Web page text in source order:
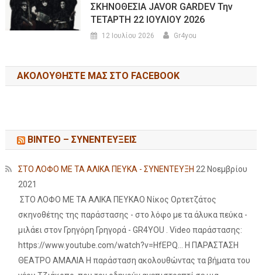
ΣΚΗΝΟΘΕΣΙΑ JAVOR GARDEV Την
ΤΕΤΑΡΤΗ 22 ΙΟΥΛΙΟΥ 2026
12 Ιουλίου 2026 Gr4you
ΑΚΟΛΟΥΘΉΣΤΕ ΜΑΣ ΣΤΟ FACEBOOK
ΒΙΝΤΕΟ – ΣΥΝΕΝΤΕΥΞΕΙΣ
ΣΤΟ ΛΟΦΟ ΜΕ ΤΑ ΑΛΙΚΑ ΠΕΥΚΑ - ΣΥΝΕΝΤΕΥΞΗ 22 Νοεμβρίου
2021
ΣΤΟ ΛΟΦΟ ΜΕ ΤΑ ΑΛΙΚΑ ΠΕΥΚΑΟ Νίκος Ορτετζάτος
σκηνοθέτης της παράστασης - στο λόφο με τα άλυκα πεύκα -
μιλάει στον Γρηγόρη Γρηγορά - GR4YOU . Video παράστασης:
https://www.youtube.com/watch?v=HfEPQ... Η ΠΑΡΑΣΤΑΣΗ
ΘΕΑΤΡΟ ΑΜΑΛΙΑ Η παράσταση ακολουθώντας τα βήματα του